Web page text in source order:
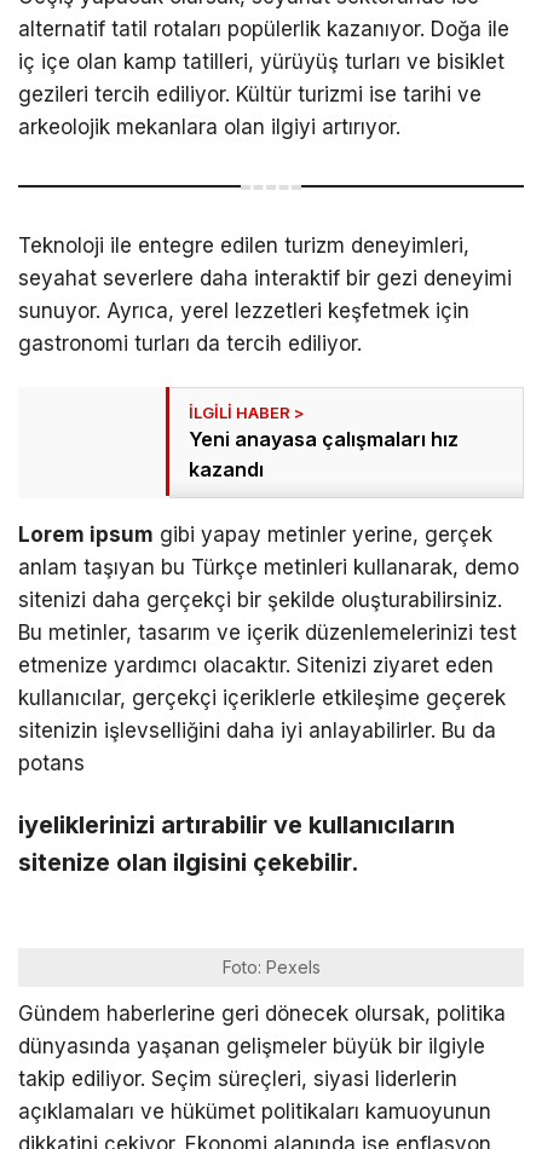
alternatif tatil rotaları popülerlik kazanıyor. Doğa ile
iç içe olan kamp tatilleri, yürüyüş turları ve bisiklet
gezileri tercih ediliyor. Kültür turizmi ise tarihi ve
arkeolojik mekanlara olan ilgiyi artırıyor.
Teknoloji ile entegre edilen turizm deneyimleri,
seyahat severlere daha interaktif bir gezi deneyimi
sunuyor. Ayrıca, yerel lezzetleri keşfetmek için
gastronomi turları da tercih ediliyor.
Yeni anayasa çalışmaları hız
kazandı
Lorem ipsum gibi yapay metinler yerine, gerçek
anlam taşıyan bu Türkçe metinleri kullanarak, demo
sitenizi daha gerçekçi bir şekilde oluşturabilirsiniz.
Bu metinler, tasarım ve içerik düzenlemelerinizi test
etmenize yardımcı olacaktır. Sitenizi ziyaret eden
kullanıcılar, gerçekçi içeriklerle etkileşime geçerek
sitenizin işlevselliğini daha iyi anlayabilirler. Bu da
potans
iyeliklerinizi artırabilir ve kullanıcıların
sitenize olan ilgisini çekebilir.
Foto: Pexels
Gündem haberlerine geri dönecek olursak, politika
dünyasında yaşanan gelişmeler büyük bir ilgiyle
takip ediliyor. Seçim süreçleri, siyasi liderlerin
açıklamaları ve hükümet politikaları kamuoyunun
dikkatini çekiyor. Ekonomi alanında ise enflasyon,